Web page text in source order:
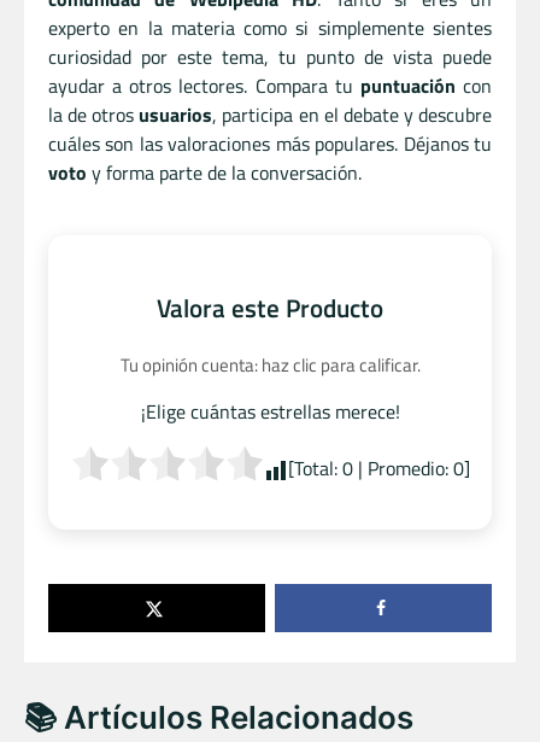
experto en la materia como si simplemente sientes
curiosidad por este tema, tu punto de vista puede
ayudar a otros lectores. Compara tu puntuación con
la de otros usuarios, participa en el debate y descubre
cuáles son las valoraciones más populares. Déjanos tu
voto y forma parte de la conversación.
Valora este Producto
Tu opinión cuenta: haz clic para calificar.
¡Elige cuántas estrellas merece!
[Total:0| Promedio:0]
📚 Artículos Relacionados